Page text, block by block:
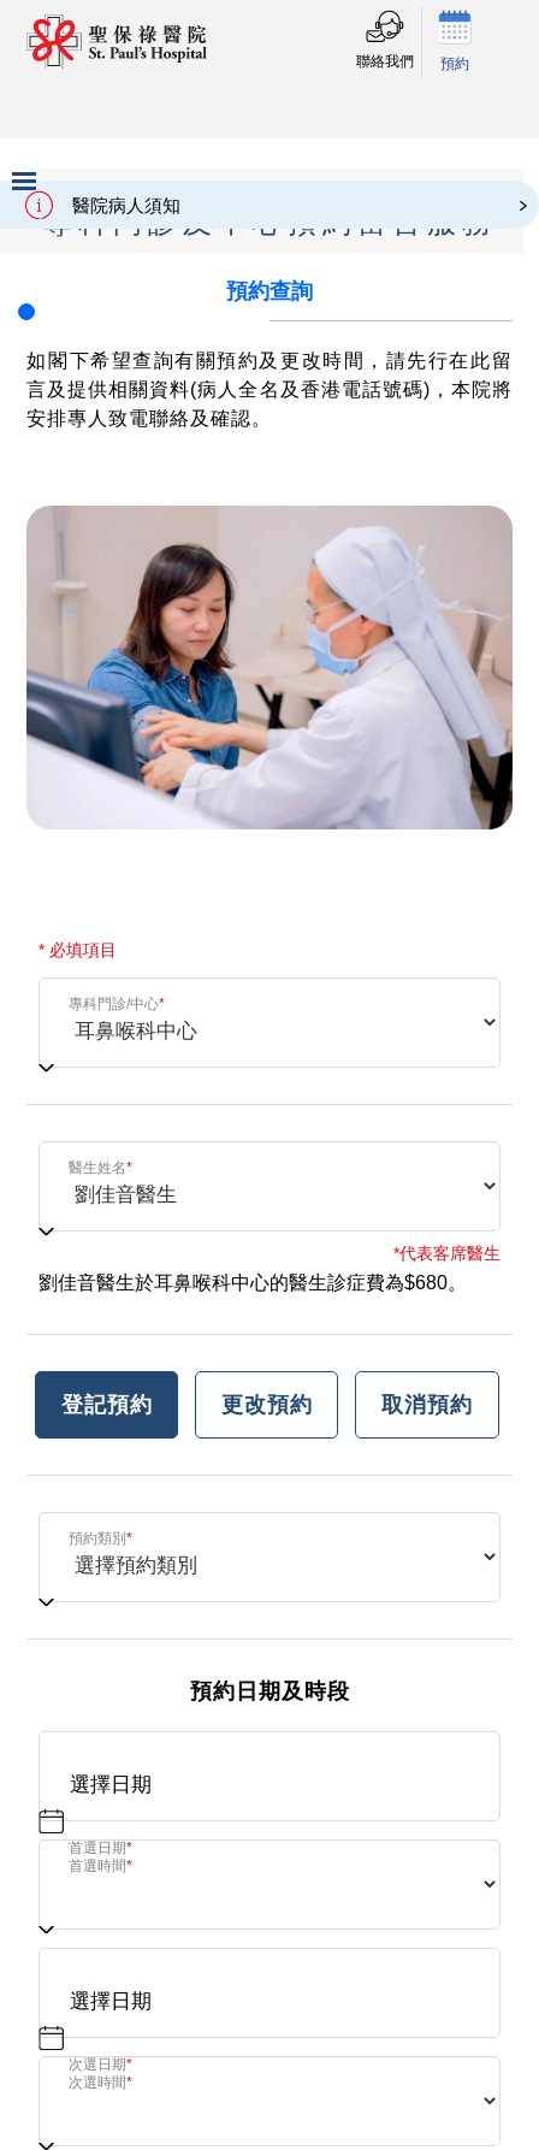
聯絡我們 預約
醫院病人須知
Slide 2 of 3.
專科門診及中心預約留言服務
預約查詢
如閣下希望查詢有關預約及更改時間，請先行在此留
言及提供相關資料(病人全名及香港電話號碼)，本院將
安排專人致電聯絡及確認。
* 必填項目
專科門診/中心*
醫生姓名*
*代表客席醫生
劉佳音醫生於耳鼻喉科中心的醫生診症費為$680。
登記預約 更改預約 取消預約
預約類別*
預約日期及時段
首選日期*
首選時間*
次選日期*
次選時間*